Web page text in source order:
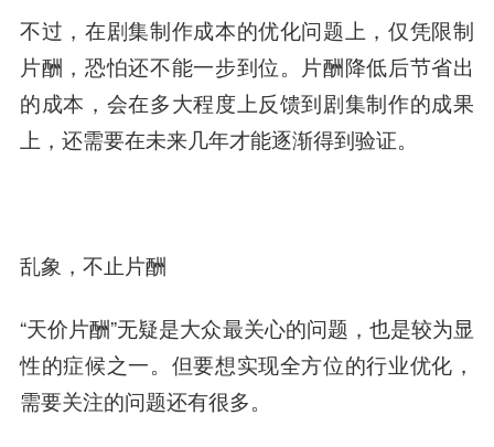
不过，在剧集制作成本的优化问题上，仅凭限制
片酬，恐怕还不能一步到位。片酬降低后节省出
的成本，会在多大程度上反馈到剧集制作的成果
上，还需要在未来几年才能逐渐得到验证。
乱象，不止片酬
“天价片酬”无疑是大众最关心的问题，也是较为显
性的症候之一。但要想实现全方位的行业优化，
需要关注的问题还有很多。